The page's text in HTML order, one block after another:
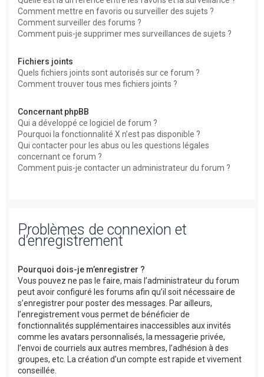
Comment mettre en favoris ou surveiller des sujets ?
Comment surveiller des forums ?
Comment puis-je supprimer mes surveillances de sujets ?
Fichiers joints
Quels fichiers joints sont autorisés sur ce forum ?
Comment trouver tous mes fichiers joints ?
Concernant phpBB
Qui a développé ce logiciel de forum ?
Pourquoi la fonctionnalité X n’est pas disponible ?
Qui contacter pour les abus ou les questions légales
concernant ce forum ?
Comment puis-je contacter un administrateur du forum ?
Problèmes de connexion et
d’enregistrement
Pourquoi dois-je m’enregistrer ?
Vous pouvez ne pas le faire, mais l’administrateur du forum
peut avoir configuré les forums afin qu’il soit nécessaire de
s’enregistrer pour poster des messages. Par ailleurs,
l’enregistrement vous permet de bénéficier de
fonctionnalités supplémentaires inaccessibles aux invités
comme les avatars personnalisés, la messagerie privée,
l’envoi de courriels aux autres membres, l’adhésion à des
groupes, etc. La création d’un compte est rapide et vivement
conseillée.